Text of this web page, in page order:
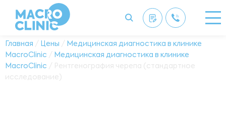
Главная / Цены /
Медицинская диагностика в клинике
MacroClinic /
Медицинская диагностика в клинике
MacroClinic / Рентгенография черепа (стандартное
исследование)